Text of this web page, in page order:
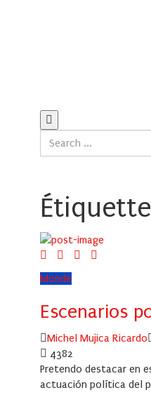
Monde
Escenarios
Author
Michel Mujica Ricardo
4382
Pretendo destacar en
actuación política del